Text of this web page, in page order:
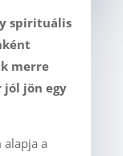
spirituális
merre
jól jön egy
a